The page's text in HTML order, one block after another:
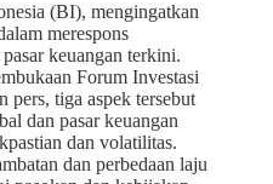
(BI), mengingatkan
merespons
keuangan terkini.
Forum Investasi
tiga aspek tersebut
dan pasar keuangan
dan volatilitas.
dan perbedaan laju